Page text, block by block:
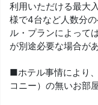
利用いただける最大
様で4台など人数分
ル・プランによって
が別途必要な場合が
■ホテル事情により
コニー）の無いお部